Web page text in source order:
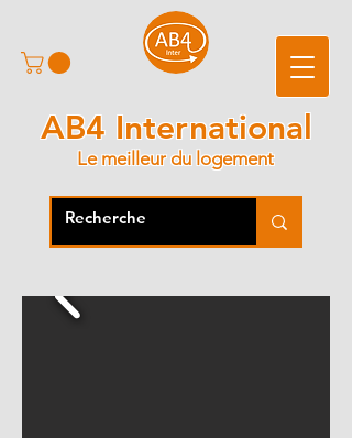
AB4 International
Le meilleur du logement